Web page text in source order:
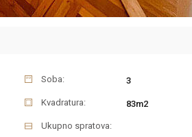
Soba: 3
Kvadratura: 83m2
Ukupno spratova: